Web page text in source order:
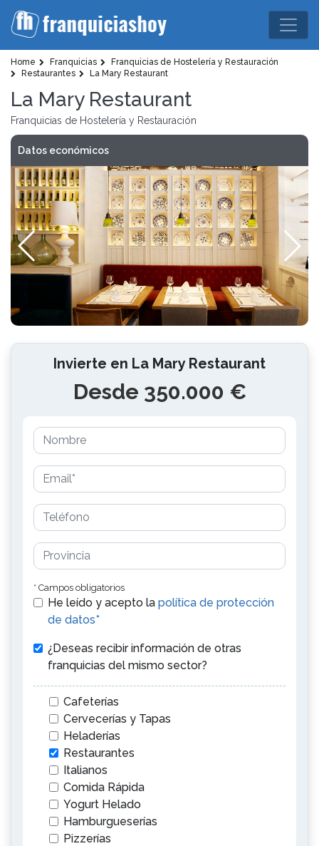
Home Franquicias
Franquicias de Hostelería y Restauración
Restaurantes
La Mary Restaurant
La Mary Restaurant
Franquicias de Hostelería y Restauración
Datos económicos
Invierte en La Mary Restaurant
Desde 350.000 €
* Campos obligatorios
He leído y acepto la política de protección
de datos*
¿Deseas recibir información de otras
franquicias del mismo sector?
Cafeterías
Cervecerías y Tapas
Heladerías
Restaurantes
Italianos
Comida Rápida
Yogurt Helado
Hamburgueserías
Pizzerías